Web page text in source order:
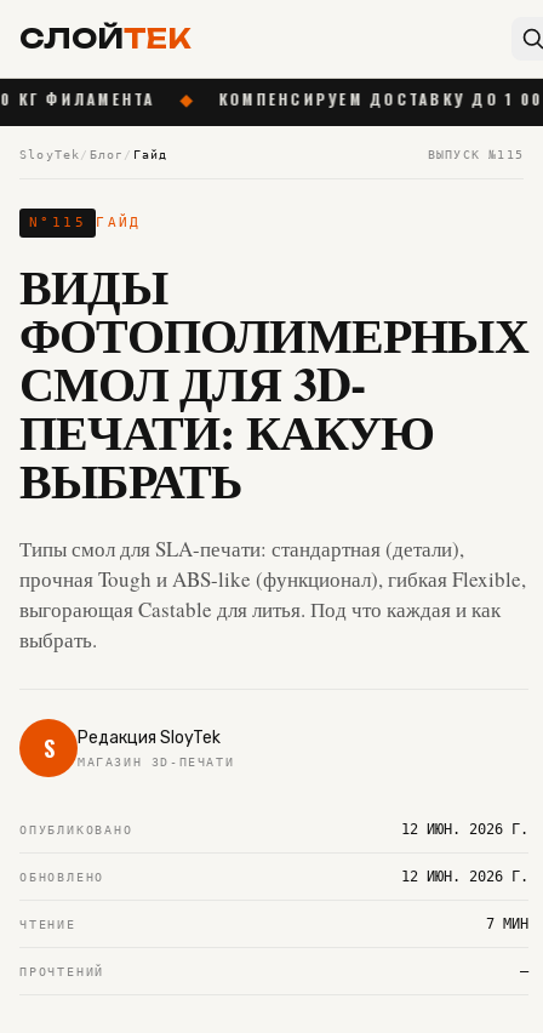
СЛОЙТЕК
◆ КОМПЕНСИРУЕМ ДОСТАВКУ ДО 1 000 ₽ ОТ
SloyTek / Блог / Гайд ВЫПУСК №115
N° 115 ГАЙД
ВИДЫ
ФОТОПОЛИМЕРНЫХ
СМОЛ ДЛЯ 3D-
ПЕЧАТИ: КАКУЮ
ВЫБРАТЬ
Типы смол для SLA-печати: стандартная (детали),
прочная Tough и ABS-like (функционал), гибкая Flexible,
выгорающая Castable для литья. Под что каждая и как
выбрать.
S Редакция SloyTek
МАГАЗИН 3D-ПЕЧАТИ
ОПУБЛИКОВАНО 12 ИЮН. 2026 Г.
ОБНОВЛЕНО 12 ИЮН. 2026 Г.
ЧТЕНИЕ 7 МИН
ПРОЧТЕНИЙ —